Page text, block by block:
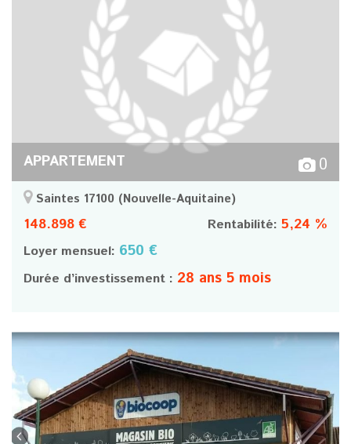
APPARTEMENT 0
Saintes 17100 (Nouvelle-Aquitaine)
148.898 € Rentabilité: 5,24 %
Loyer mensuel: 650 €
Durée d’investissement : 28 ans 5 mois